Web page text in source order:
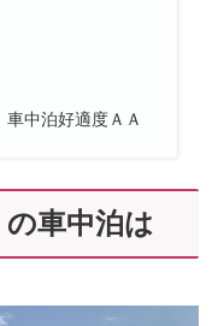
中泊好適度ＡＡ
車中泊は